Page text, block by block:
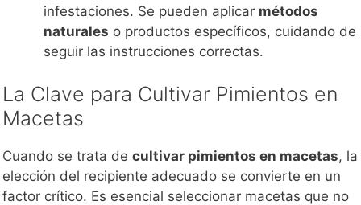
infestaciones. Se pueden aplicar métodos
naturales o productos específicos, cuidando de
seguir las instrucciones correctas.
La Clave para Cultivar Pimientos en
Macetas
Cuando se trata de cultivar pimientos en macetas, la
elección del recipiente adecuado se convierte en un
factor crítico. Es esencial seleccionar macetas que no